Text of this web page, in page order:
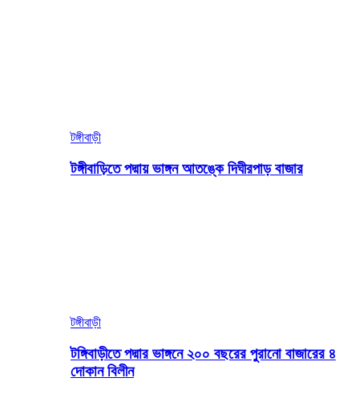
টঙ্গীবাড়ী
টঙ্গীবাড়িতে পদ্মায় ভাঙ্গন আতঙ্কে দিঘীরপাড় বাজার
টঙ্গীবাড়ী
টঙ্গিবাড়ীতে পদ্মার ভাঙ্গনে ২০০ বছরের পুরানো বাজারের ৪
দোকান বিলীন